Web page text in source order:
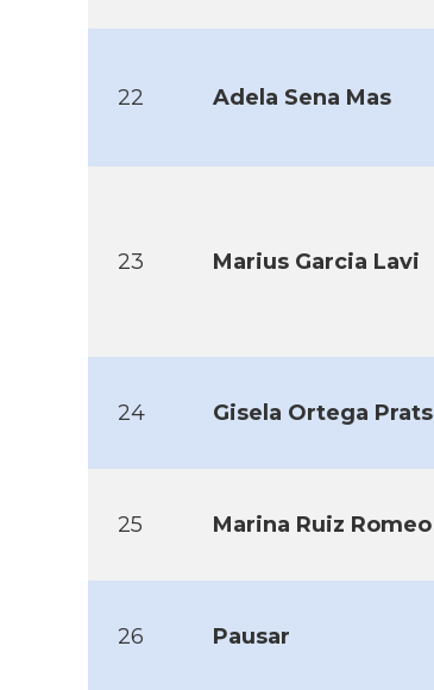
22 Adela Sena Mas
23 Marius Garcia Lavi
24 Gisela Ortega Prats
25 Marina Ruiz Romeo
26 Pausar